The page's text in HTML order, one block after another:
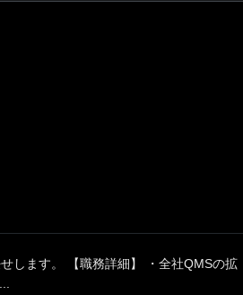
します。 【職務詳細】 ・全社QMSの拡